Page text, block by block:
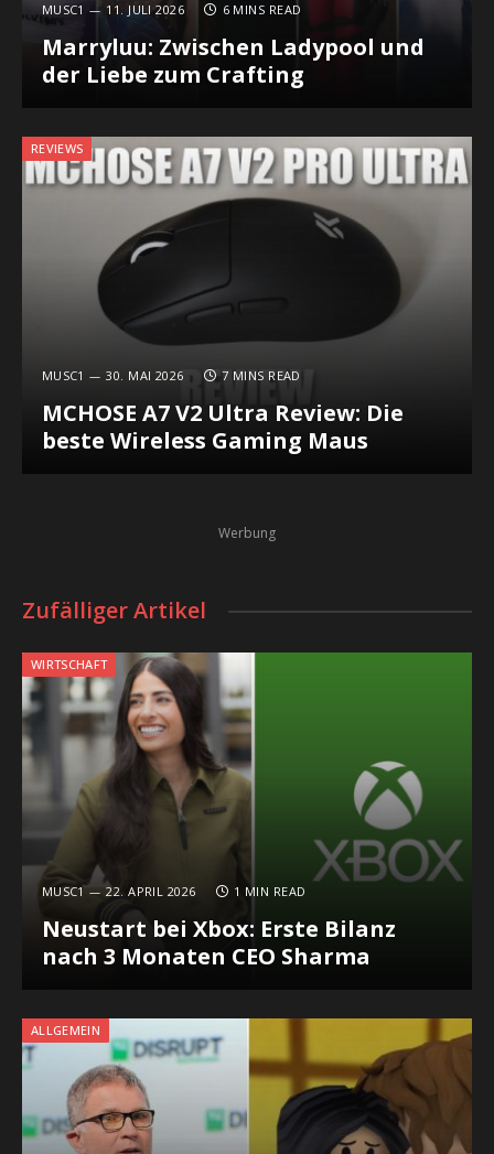
MUSC1 11. JULI 2026 6 MINS READ
Marryluu: Zwischen Ladypool und
der Liebe zum Crafting
REVIEWS
MUSC1 30. MAI 2026 7 MINS READ
MCHOSE A7 V2 Ultra Review: Die
beste Wireless Gaming Maus
Werbung
Zufälliger Artikel
WIRTSCHAFT
MUSC1 22. APRIL 2026 1 MIN READ
Neustart bei Xbox: Erste Bilanz
nach 3 Monaten CEO Sharma
ALLGEMEIN